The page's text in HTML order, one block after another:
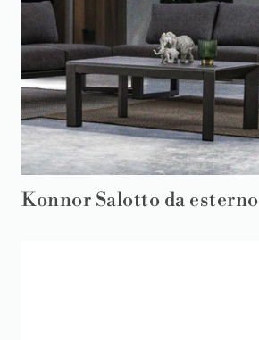
Konnor Salotto da esterno